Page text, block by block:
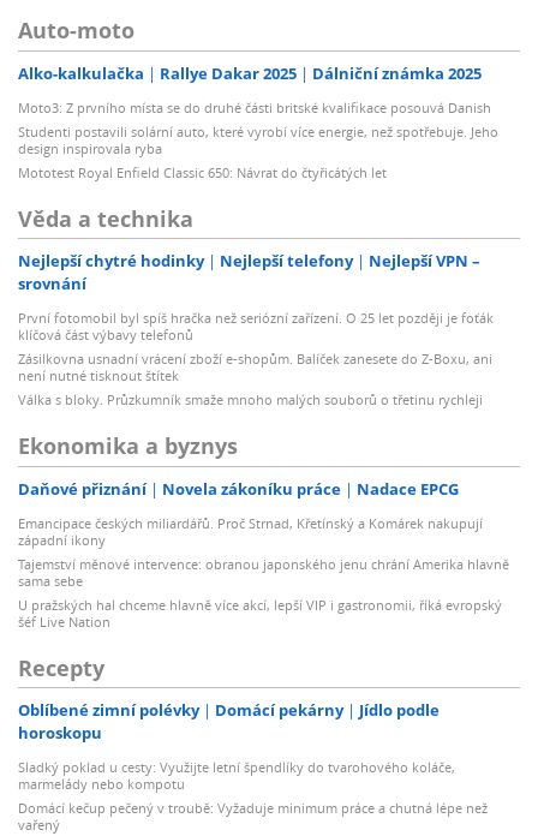
Auto-moto
Alko-kalkulačka Rallye Dakar 2025 Dálniční známka 2025
Moto3: Z prvního místa se do druhé části britské kvalifikace posouvá Danish
Studenti postavili solární auto, které vyrobí více energie, než spotřebuje. Jeho
design inspirovala ryba
Mototest Royal Enfield Classic 650: Návrat do čtyřicátých let
Věda a technika
Nejlepší chytré hodinky Nejlepší telefony
Nejlepší VPN –
srovnání
První fotomobil byl spíš hračka než seriózní zařízení. O 25 let později je foťák
klíčová část výbavy telefonů
Zásilkovna usnadní vrácení zboží e-shopům. Balíček zanesete do Z-Boxu, ani
není nutné tisknout štítek
Válka s bloky. Průzkumník smaže mnoho malých souborů o třetinu rychleji
Ekonomika a byznys
Daňové přiznání Novela zákoníku práce Nadace EPCG
Emancipace českých miliardářů. Proč Strnad, Křetínský a Komárek nakupují
západní ikony
Tajemství měnové intervence: obranou japonského jenu chrání Amerika hlavně
sama sebe
U pražských hal chceme hlavně více akcí, lepší VIP i gastronomii, říká evropský
šéf Live Nation
Recepty
Oblíbené zimní polévky Domácí pekárny
Jídlo podle
horoskopu
Sladký poklad u cesty: Využijte letní špendlíky do tvarohového koláče,
marmelády nebo kompotu
Domácí kečup pečený v troubě: Vyžaduje minimum práce a chutná lépe než
vařený